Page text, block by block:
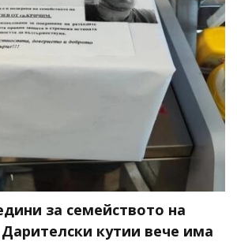
за семейството на
Дарителски кутии вече има